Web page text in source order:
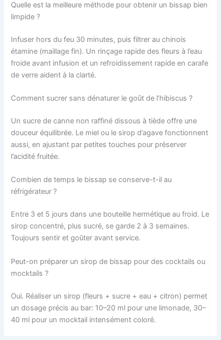
Quelle est la meilleure méthode pour obtenir un bissap bien
limpide ?
Infuser hors du feu 30 minutes, puis filtrer au chinois
étamine (maillage fin). Un rinçage rapide des fleurs à l’eau
froide avant infusion et un refroidissement rapide en carafe
de verre aident à la clarté.
Comment sucrer sans dénaturer le goût de l’hibiscus ?
Un sucre de canne non raffiné dissous à tiède offre une
douceur équilibrée. Le miel ou le sirop d’agave fonctionnent
aussi, en ajustant par petites touches pour préserver
l’acidité fruitée.
Combien de temps le bissap se conserve-t-il au
réfrigérateur ?
Entre 3 et 5 jours dans une bouteille hermétique au froid. Le
sirop concentré, plus sucré, se garde 2 à 3 semaines.
Toujours sentir et goûter avant service.
Peut-on préparer un sirop de bissap pour des cocktails ou
mocktails ?
Oui. Réaliser un sirop (fleurs + sucre + eau + citron) permet
un dosage précis au bar: 10–20 ml pour une limonade, 30–
40 ml pour un mocktail intensément coloré.